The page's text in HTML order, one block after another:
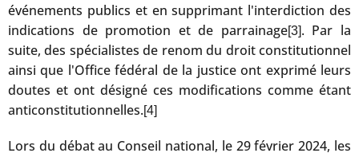
événements publics et en supprimant l'interdiction des
indications de promotion et de parrainage[3]. Par la
suite, des spécialistes de renom du droit constitutionnel
ainsi que l'Office fédéral de la justice ont exprimé leurs
doutes et ont désigné ces modifications comme étant
anticonstitutionnelles.[4]
Lors du débat au Conseil national, le 29 février 2024, les